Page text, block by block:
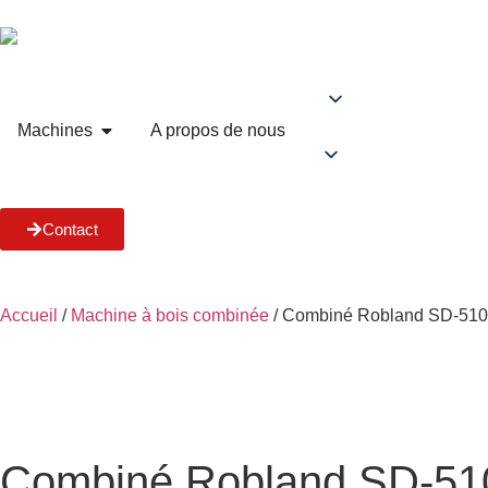
Machines A propos de nous
Contact
Accueil / Machine à bois combinée / Combiné Robland SD-510